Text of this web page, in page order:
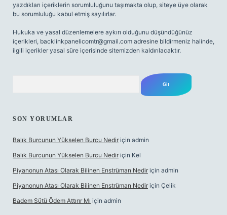
yazdıkları içeriklerin sorumluluğunu taşımakta olup, siteye üye olarak
bu sorumluluğu kabul etmiş sayılırlar.
Hukuka ve yasal düzenlemelere aykırı olduğunu düşündüğünüz
içerikleri, backlinkpanelicomtr@gmail.com adresine bildirmeniz halinde,
ilgili içerikler yasal süre içerisinde sitemizden kaldırılacaktır.
SON YORUMLAR
Balık Burcunun Yükselen Burcu Nedir için admin
Balık Burcunun Yükselen Burcu Nedir için Kel
Piyanonun Atası Olarak Bilinen Enstrüman Nedir için admin
Piyanonun Atası Olarak Bilinen Enstrüman Nedir için Çelik
Badem Sütü Ödem Attırır Mı için admin